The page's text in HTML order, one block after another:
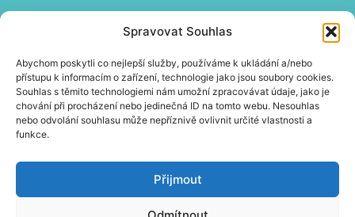
Spravovat Souhlas
Abychom poskytli co nejlepší služby, používáme k ukládání a/nebo
přístupu k informacím o zařízení, technologie jako jsou soubory cookies.
Souhlas s těmito technologiemi nám umožní zpracovávat údaje, jako je
chování při procházení nebo jedinečná ID na tomto webu. Nesouhlas
nebo odvolání souhlasu může nepříznivě ovlivnit určité vlastnosti a
funkce.
Přijmout